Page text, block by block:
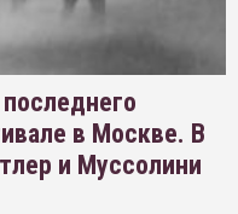
в Москве. В
и Муссолини